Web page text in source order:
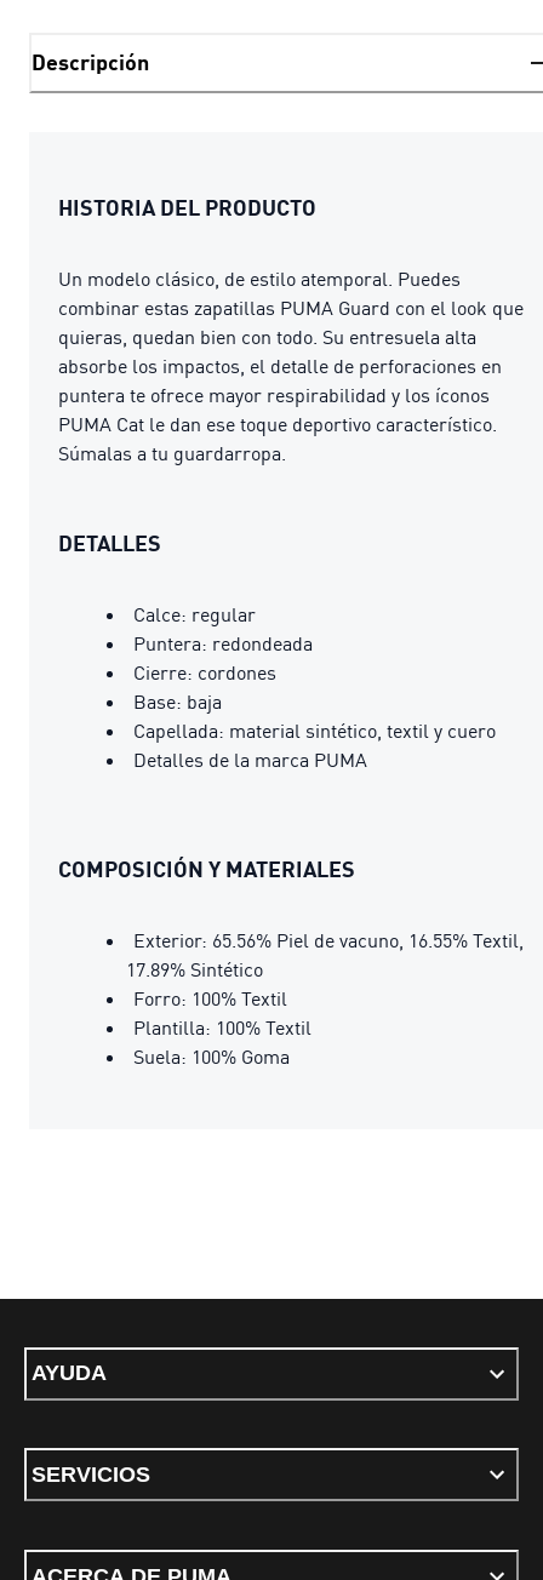
Descripción
HISTORIA DEL PRODUCTO
Un modelo clásico, de estilo atemporal. Puedes
combinar estas zapatillas PUMA Guard con el look que
quieras, quedan bien con todo. Su entresuela alta
absorbe los impactos, el detalle de perforaciones en
puntera te ofrece mayor respirabilidad y los íconos
PUMA Cat le dan ese toque deportivo característico.
Súmalas a tu guardarropa.
DETALLES
Calce: regular
Puntera: redondeada
Cierre: cordones
Base: baja
Capellada: material sintético, textil y cuero
Detalles de la marca PUMA
COMPOSICIÓN Y MATERIALES
Exterior: 65.56% Piel de vacuno, 16.55% Textil,
17.89% Sintético
Forro: 100% Textil
Plantilla: 100% Textil
Suela: 100% Goma
AYUDA
SERVICIOS